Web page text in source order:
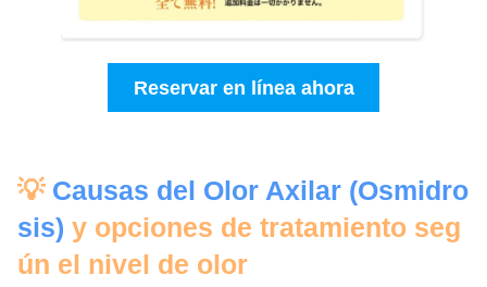
Reservar en línea ahora
💡 Causas del Olor Axilar (Osmidro
sis) y opciones de tratamiento seg
ún el nivel de olor